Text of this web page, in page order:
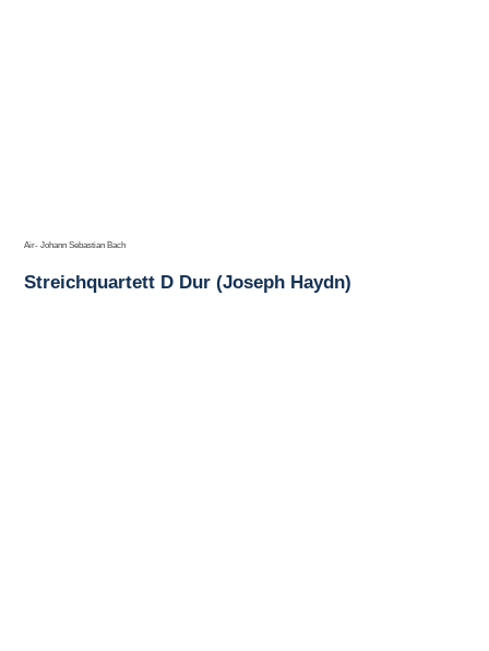
Air- Johann Sebastian Bach
Streichquartett D Dur (Joseph Haydn)